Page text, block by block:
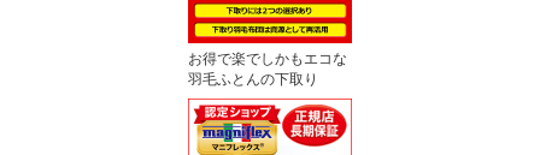
お得で楽でしかもエコな
羽毛ふとんの下取り